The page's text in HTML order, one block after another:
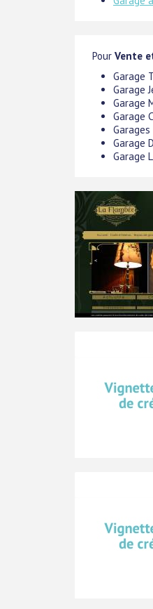
Pour Vente
Garage
Garage
Garage
Garage
Garage
Garage